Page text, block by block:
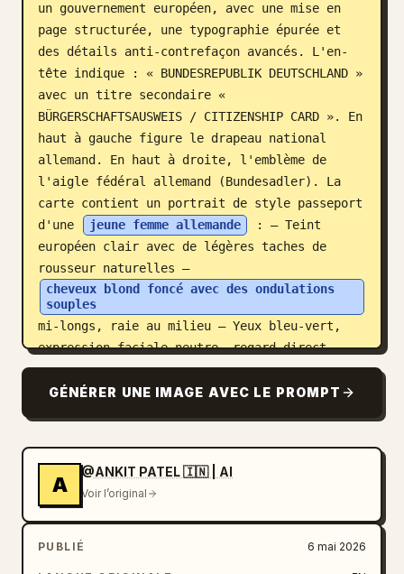
un gouvernement européen, avec une mise en
page structurée, une typographie épurée et
des détails anti-contrefaçon avancés. L'en-
tête indique : « BUNDESREPUBLIK DEUTSCHLAND »
avec un titre secondaire «
BÜRGERSCHAFTSAUSWEIS / CITIZENSHIP CARD ». En
haut à gauche figure le drapeau national
allemand. En haut à droite, l'emblème de
l'aigle fédéral allemand (Bundesadler). La
carte contient un portrait de style passeport
d'une
jeune femme allemande
: – Teint
européen clair avec de légères taches de
rousseur naturelles –
cheveux blond foncé avec des ondulations
souples
mi-longs, raie au milieu – Yeux bleu-vert,
expression faciale neutre, regard direct –
Maquillage minimal, texture de peau réaliste
– Portant un blazer bleu marine ou noir avec
– Name / Surname / Nom : MÜLLER – Vornamen /
Given names / Prénoms : LENA MARIE –
Geburtstag / Date of birth / Date de
naissance : 14.08.1992 – Geburtsort / Place
GÉNÉRER UNE IMAGE AVEC LE PROMPT
A
@ANKIT PATEL 🇮🇳 | AI
Voir l’original
PUBLIÉ 6 mai 2026